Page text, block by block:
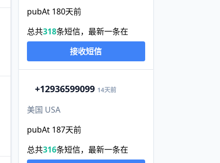
pubAt 180天前
总共318条短信，最新一条在
接收短信
+12936599099 14天前
美国 USA
pubAt 187天前
总共316条短信，最新一条在